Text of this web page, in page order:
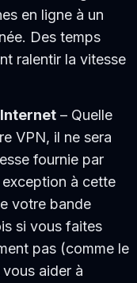
en ligne à un
Des temps
ralentir la vitesse
– Quelle
VPN, il ne sera
fournie par
à cette
votre bande
si vous faites
pas (comme le
aider à